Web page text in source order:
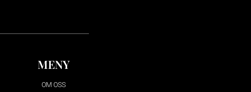
MENY
OM OSS